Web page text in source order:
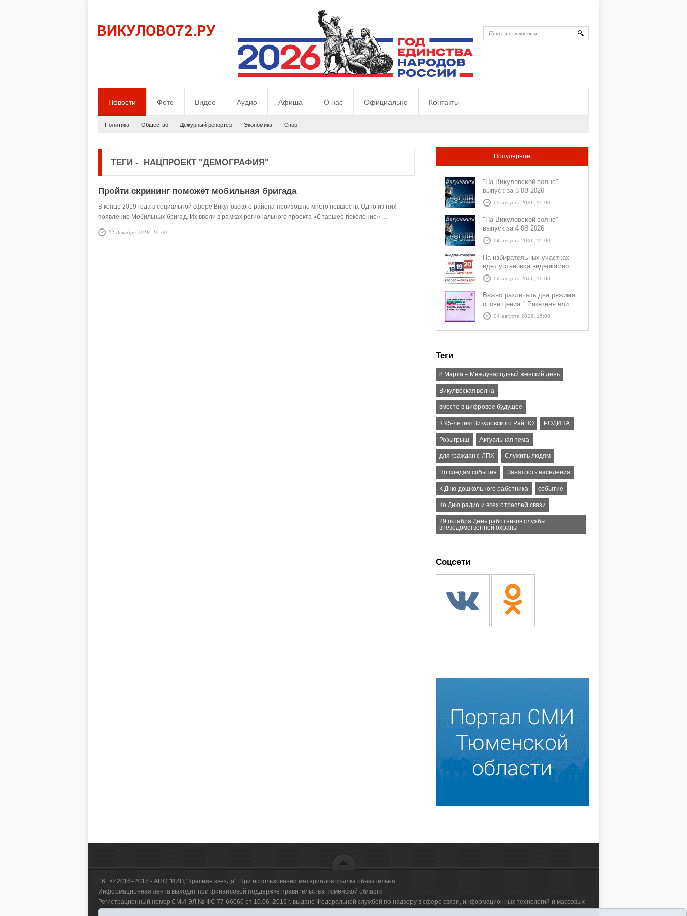
Новости Фото Видео Аудио Афиша О нас Официально Контакты
Политика Общество Дежурный репортер Экономика Спорт
ТЕГИ - НАЦПРОЕКТ "ДЕМОГРАФИЯ"
Пройти скрининг поможет мобильная бригада
В конце 2019 года в социальной сфере Викуловского района произошло много новшеств. Одно из них -
появление Мобильных бригад. Их ввели в рамках регионального проекта «Старшее поколение» …
22 декабря 2019, 16:00
Популярное
"На Викуловской волне"
выпуск за 3 08 2026
03 августа 2026, 15:00
"На Викуловской волне"
выпуск за 4 08 2026
04 августа 2026, 15:00
На избирательных участках
идёт установка видеокамер
02 августа 2026, 10:00
Важно различать два режима
оповещения: "Ракетная или
БПЛА опасность" и "Угроза
атаки ракеты или БПЛА"
04 августа 2026, 15:00
Теги
8 Марта – Международный женский день
Викулвоская волна
вместе в цифровое будущее
К 95-летию Викуловского РайПО РОДИНА
Розыгрыш Актуальная тема
для граждан с ЛПХ Служить людям
По следам события Занятость населения
К Дню дошкольного работника событие
Ко Дню радио и всех отраслей связи
29 октября День работников службы
вневедомственной охраны
Соцсети
16+ © 2016–2018 - АНО "ИИЦ "Красная звезда". При использовании материалов ссылка обязательна
Информационная лента выходит при финансовой поддержке правительства Тюменской области
Регистрационный номер СМИ ЭЛ № ФС 77-66066 от 10.06. 2016 г. выдано Федеральной службой по надзору в сфере связи, информационных технологий и массовых
коммуникаций.